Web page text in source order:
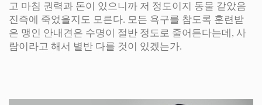
고 마침 권력과 돈이 있으니까 저 정도이지 동물 같았음
진즉에 죽었을지도 모른다. 모든 욕구를 참도록 훈련받
은 맹인 안내견은 수명이 절반 정도로 줄어든다는데, 사
람이라고 해서 별반 다를 것이 있겠는가.